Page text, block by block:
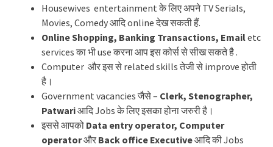
Housewives entertainment के लिए अपने TV Serials,
Movies, Comedy आदि online देख सकती हैं.
Online Shopping, Banking Transactions, Emailetc
services का भी use करना आप इस कोर्स से सीख सकते है .
Computer और इस से related skills तेजी से improve होती
है।
Government vacancies जैसे – Clerk, Stenographer,
Patwariआदि Jobs के लिए इसका होना जरुरी है।
इससे आपको Data entry operator, Computer
operatorऔर Back office Executiveआदि की Jobs